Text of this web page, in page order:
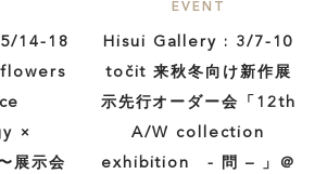
14-18
×
展示会
EVENT
Hisui Gallery : 3/7-10
točit 来秋冬向け新作展
示先行オーダー会「12th
A/W collection
exhibition - 問 – 」＠